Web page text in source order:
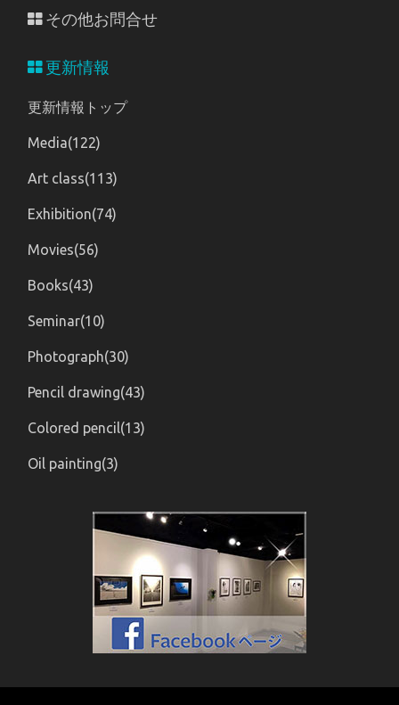
その他お問合せ
更新情報
更新情報トップ
Media(122)
Art class(113)
Exhibition(74)
Movies(56)
Books(43)
Seminar(10)
Photograph(30)
Pencil drawing(43)
Colored pencil(13)
Oil painting(3)